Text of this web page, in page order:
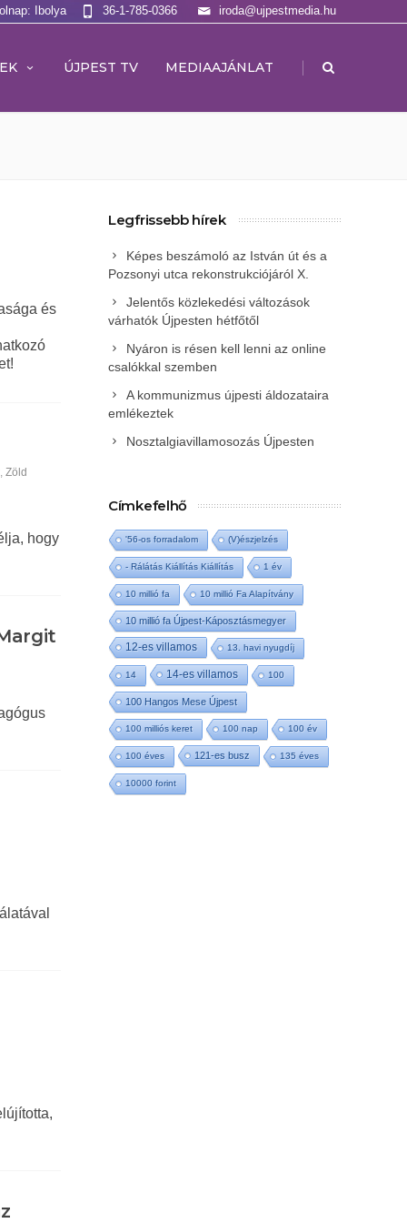
Ibolya iroda@ujpestmedia.hu
36-1-785-0366
ÚJPEST TV MEDIAAJÁNLAT |
és
,Zöld
hogy
Legfrissebb hírek
Képes beszámoló az István út és a
Pozsonyi utca rekonstrukciójáról X.
Jelentős közlekedési változások
várhatók Újpesten hétfőtől
Nyáron is résen kell lenni az online
csalókkal szemben
A kommunizmus újpesti áldozataira
emlékeztek
Nosztalgiavillamosozás Újpesten
Címkefelhő
'56-os forradalom (V)észjelzés
- Rálátás Kiállítás Kiállítás 1 év
10 millió fa 10 millió Fa Alapítvány
10 millió fa Újpest-Káposztásmegyer
12-es villamos 13. havi nyugdíj
14 14-es villamos 100
100 Hangos Mese Újpest
100 milliós keret 100 nap 100 év
100 éves 121-es busz 135 éves
10000 forint